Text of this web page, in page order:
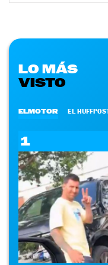
LO MÁS
VISTO
ELMOTOR EL
1